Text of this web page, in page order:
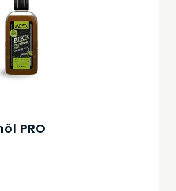
PRO